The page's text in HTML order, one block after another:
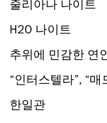
줄리아나 나이트
H2O 나이트
추위에 민감한 연
“인터스텔라”, “
스(IMAX) 재개봉,
한일관